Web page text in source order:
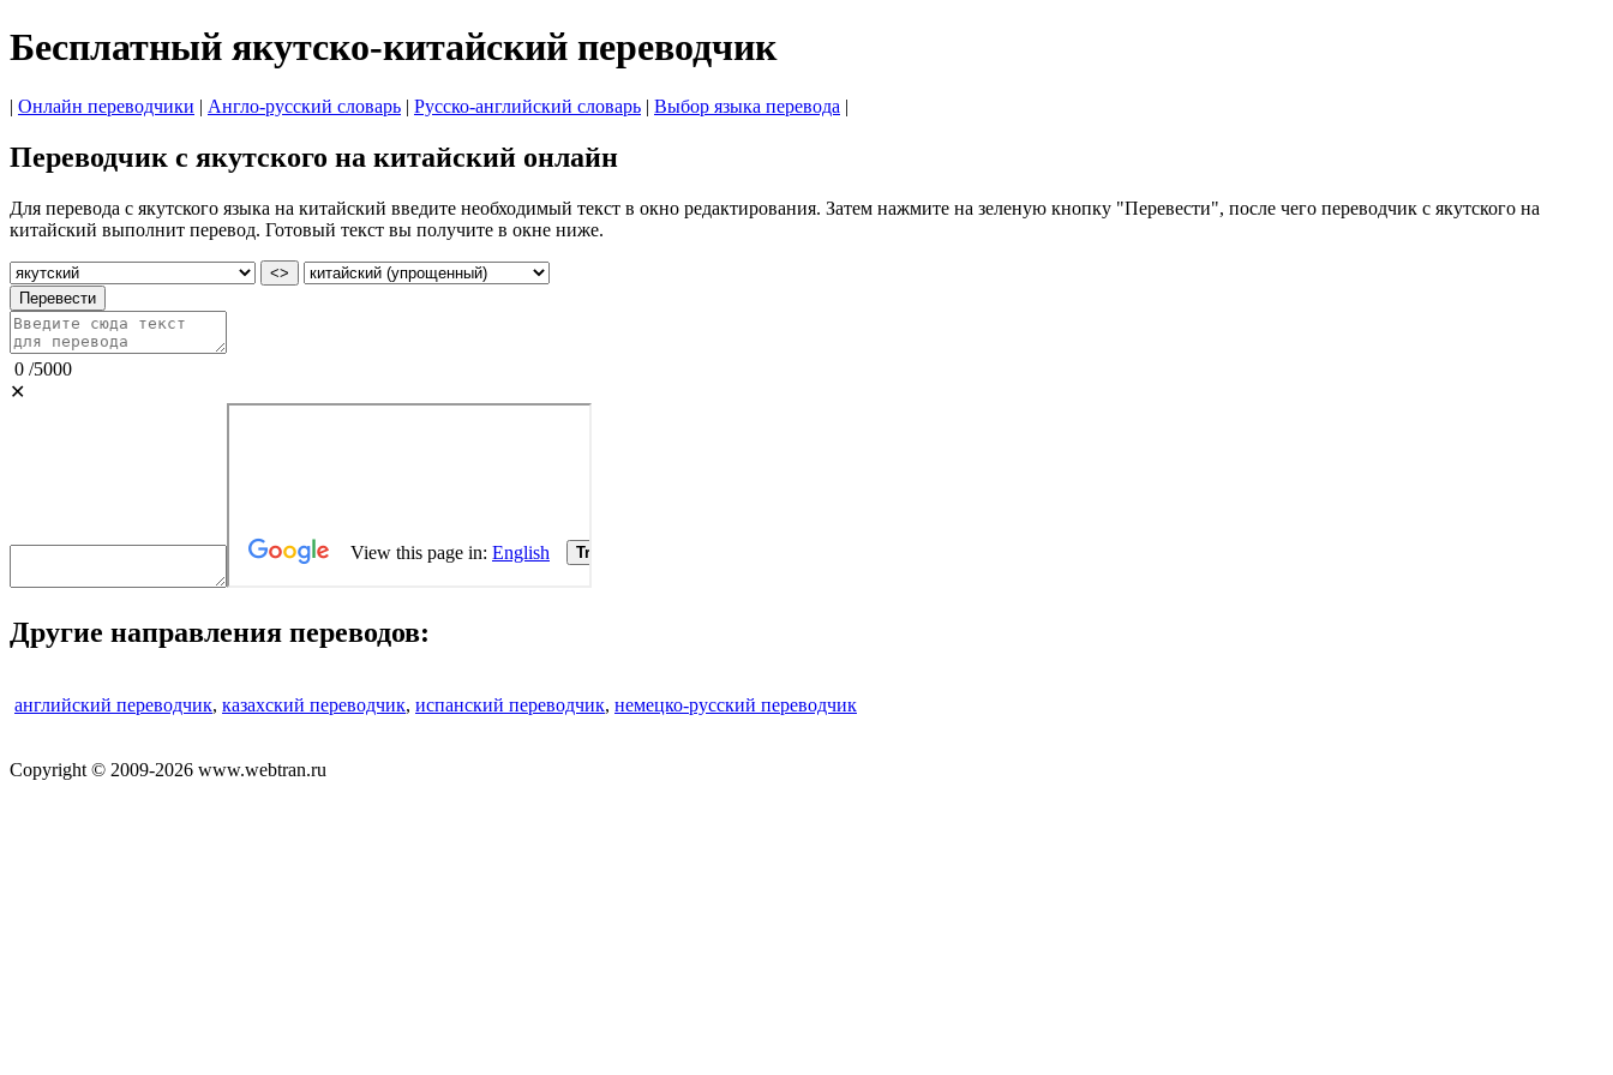
Бесплатный якутско-китайский переводчик
| Онлайн переводчики | Англо-русский словарь | Русско-английский словарь | Выбор языка перевода |
Переводчик с якутского на китайский онлайн
Для перевода с якутского языка на китайский введите необходимый текст в окно редактирования. Затем нажмите на зеленую кнопку "Перевести", после чего переводчик с якутского на
китайский выполнит перевод. Готовый текст вы получите в окне ниже.
<>
Перевести
0 /5000
✕
Другие направления переводов:
английский переводчик, казахский переводчик, испанский переводчик, немецко-русский переводчик
Copyright © 2009-2026 www.webtran.ru